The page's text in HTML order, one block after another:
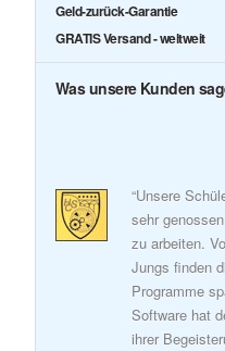
Geld-zurück-Garantie
GRATIS Versand - weltweit
Was unsere Kunden
“Unsere
sehr
zu arbeiten.
Jungs finden
Programme
Software hat
ihrer